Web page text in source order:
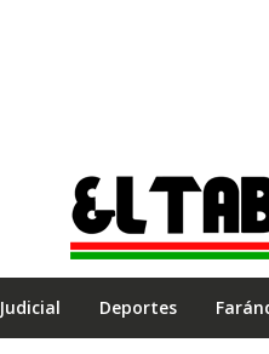
Judicial Deportes